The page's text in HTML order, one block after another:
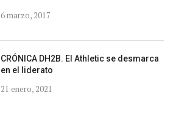
6 marzo, 2017
CRÓNICA DH2B. El Athletic se desmarca
en el liderato
21 enero, 2021